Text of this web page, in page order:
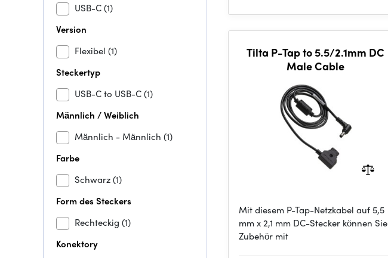
USB-C(1)
Version
Flexibel (1)
Steckertyp
USB-C to USB-C(1)
Männlich / Weiblich
Männlich - Männlich (1)
Farbe
Schwarz(1)
Form des Steckers
Rechteckig (1)
Konektory
Tilta P-Tap to 5.5/2.1mm DC
Male Cable
Mit diesem P-Tap-Netzkabel auf 5,5
mm x 2,1 mm DC-Stecker können Sie
Zubehör mit